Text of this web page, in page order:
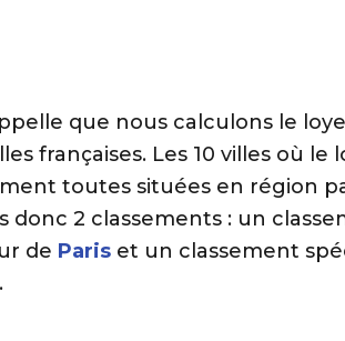
que nous calculons le
françaises. Les 10 villes où le
toutes situées en région
donc 2 classements : un
de Paris et un classement
.